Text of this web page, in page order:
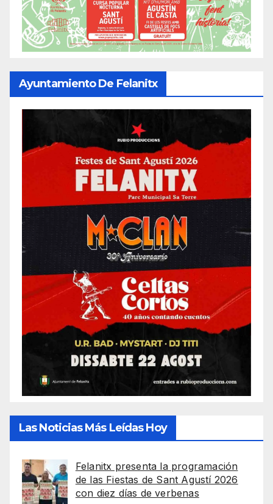
Ayuntamiento De Felanitx
Las Noticias Más Leídas Hoy
Felanitx presenta la programación
de las Fiestas de Sant Agustí 2026
con diez días de verbenas